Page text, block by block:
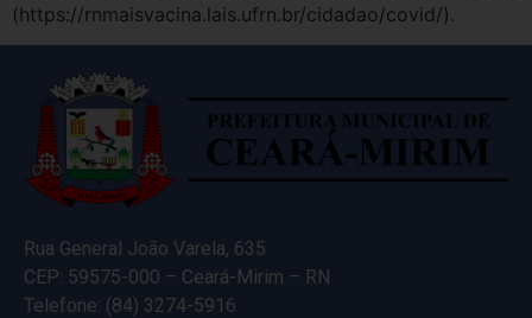
(https://rnmaisvacina.lais.ufrn.br/cidadao/covid/).
Rua General João Varela, 635
CEP: 59575-000 – Ceará-Mirim – RN
Telefone: (84) 3274-5916